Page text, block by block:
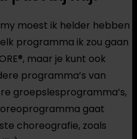
moest ik helder hebben
programma ik zou gaan
maar je kunt ook
programma’s van
groepslesprogramma’s,
gaat
choreografie, zoals